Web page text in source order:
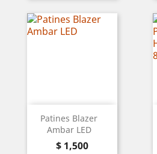
Patines Blazer
Ambar LED
Precio
$ 1,500